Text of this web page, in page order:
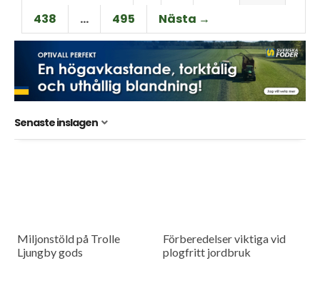
438
… 495 Nästa →
Senaste inslagen
Miljonstöld på Trolle
Ljungby gods
Förberedelser viktiga vid
plogfritt jordbruk